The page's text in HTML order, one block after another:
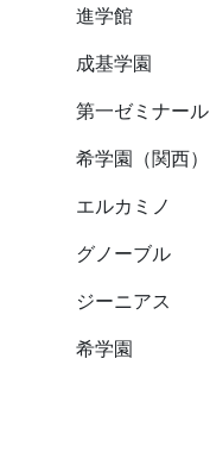
進学館
成基学園
第一ゼミナール
希学園（関西）
エルカミノ
グノーブル
ジーニアス
希学園